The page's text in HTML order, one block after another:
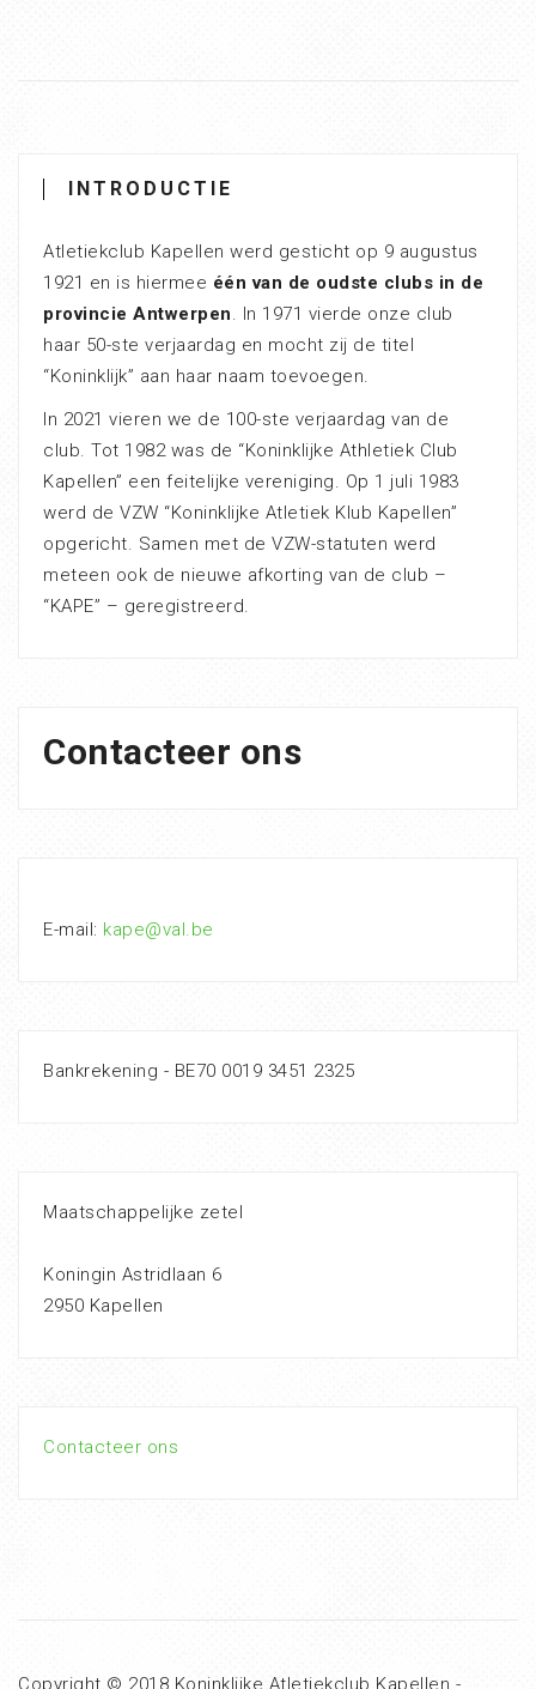
INTRODUCTIE
Atletiekclub Kapellen werd gesticht op 9 augustus
1921 en is hiermee één van de oudste clubs in de
provincie Antwerpen. In 1971 vierde onze club
haar 50-ste verjaardag en mocht zij de titel
“Koninklijk” aan haar naam toevoegen.
In 2021 vieren we de 100-ste verjaardag van de
club. Tot 1982 was de “Koninklijke Athletiek Club
Kapellen” een feitelijke vereniging. Op 1 juli 1983
werd de VZW “Koninklijke Atletiek Klub Kapellen”
opgericht. Samen met de VZW-statuten werd
meteen ook de nieuwe afkorting van de club –
“KAPE” – geregistreerd.
Contacteer ons
E-mail: kape@val.be
Bankrekening - BE70 0019 3451 2325
Maatschappelijke zetel
Koningin Astridlaan 6
2950 Kapellen
Contacteer ons
Copyright © 2018 Koninklijke Atletiekclub Kapellen -